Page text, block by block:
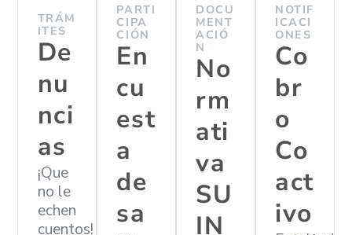
TRÁM
ITES
De
nu
nci
as
¡Que
no le
echen
cuentos!
PARTI
CIPA
CIÓN
En
cu
est
a
de
sa
DOCU
MENT
ACIÓ
N
No
rm
ati
va
SU
IN
NOTIF
ICACI
ONES
Co
br
o
Co
act
ivo